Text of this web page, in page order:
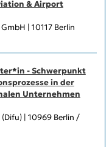
& Airport
| 10117 Berlin
- Schwerpunkt
in der
Unternehmen
| 10969 Berlin /